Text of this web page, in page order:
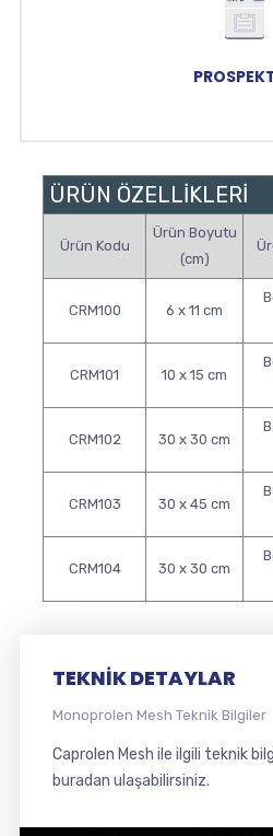
ÜRÜN ÖZELLİKLERİ
Ürün Kodu
Ürün Boyutu
(cm)
CRM100 6 x 11 cm
CRM101 10 x 15 cm
CRM102 30 x 30 cm
CRM103 30 x 45 cm
CRM104 30 x 30 cm
TEKNİK DETAYLAR
Monoprolen Mesh Teknik Bilgiler
Caprolen Mesh ile ilgili teknik
buradan ulaşabilirsiniz.